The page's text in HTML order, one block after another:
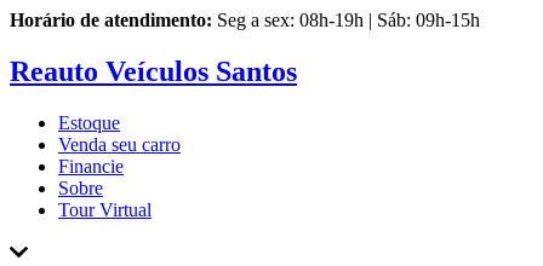
Horário de atendimento: Seg a sex: 08h-19h | Sáb: 09h-15h
Reauto Veículos Santos
Estoque
Venda seu carro
Financie
Sobre
Tour Virtual